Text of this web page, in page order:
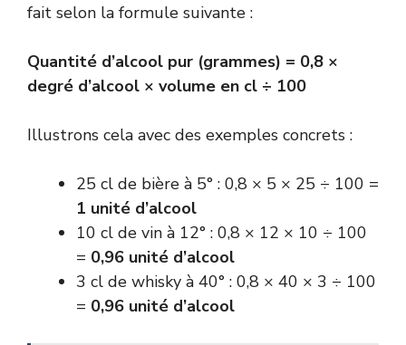
fait selon la formule suivante :
Quantité d’alcool pur (grammes) = 0,8 ×
degré d’alcool × volume en cl ÷ 100
Illustrons cela avec des exemples concrets :
25 cl de bière à 5° : 0,8 × 5 × 25 ÷ 100 =
1 unité d’alcool
10 cl de vin à 12° : 0,8 × 12 × 10 ÷ 100
= 0,96 unité d’alcool
3 cl de whisky à 40° : 0,8 × 40 × 3 ÷ 100
= 0,96 unité d’alcool